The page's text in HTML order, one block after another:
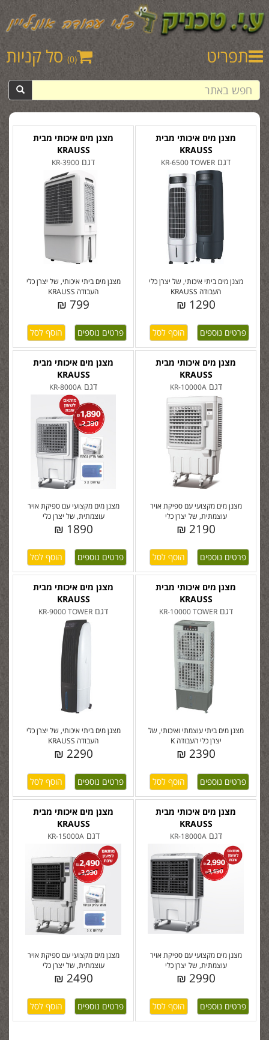
תפריט (0) סל קניות
מצנן מים איכותי מבית
KRAUSS
דגם KR-3900
מצנן מים ביתי איכותי, של יצרן כלי
העבודה KRAUSS
799 ₪
פרטים נוספים
מצנן מים איכותי מבית
KRAUSS
דגם KR-6500 TOWER
מצנן מים ביתי איכותי, של יצרן כלי
העבודה KRAUSS
1290 ₪
פרטים נוספים
מצנן מים איכותי מבית
KRAUSS
דגם KR-8000A
מצנן מים מקצועי עם ספיקת אויר
עוצמתית, של יצרן כלי
1890 ₪
פרטים נוספים
מצנן מים איכותי מבית
KRAUSS
דגםKR-10000A
מצנן מים מקצועי עם ספיקת אויר
עוצמתית, של יצרן כלי
2190 ₪
פרטים נוספים
מצנן מים איכותי מבית
KRAUSS
דגם KR-9000 TOWER
מצנן מים ביתי איכותי, של יצרן כלי
העבודה KRAUSS
2290 ₪
פרטים נוספים
מצנן מים איכותי מבית
KRAUSS
דגםKR-10000 TOWER
מצנן מים ביתי עוצמתי ואיכותי, של
יצרן כלי העבודה K
2390 ₪
פרטים נוספים
מצנן מים איכותי מבית
KRAUSS
דגםKR-15000A
מצנן מים מקצועי עם ספיקת אויר
עוצמתית, של יצרן כלי
2490 ₪
פרטים נוספים
מצנן מים איכותי מבית
KRAUSS
דגםKR-18000A
מצנן מים מקצועי עם ספיקת אויר
עוצמתית, של יצרן כלי
2990 ₪
פרטים נוספים